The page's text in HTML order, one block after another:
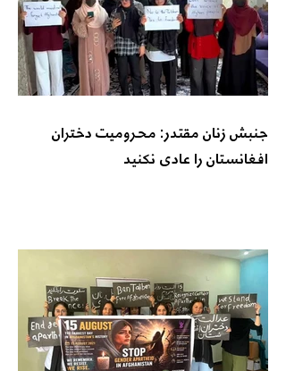
جنبش زنان مقتدر: محرومیت دختران
افغانستان را عادی نکنید